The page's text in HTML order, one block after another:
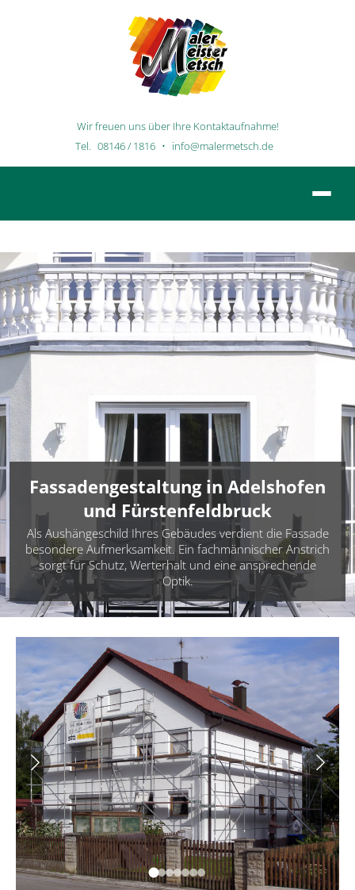
Wir freuen uns über Ihre Kontaktaufnahme!
Tel. 08146 / 1816 • info@malermetsch.de
Fassadengestaltung in Adelshofen
und Fürstenfeldbruck
Als Aushängeschild Ihres Gebäudes verdient die Fassade
besondere Aufmerksamkeit. Ein fachmännischer Anstrich
sorgt für Schutz, Werterhalt und eine ansprechende
Optik.